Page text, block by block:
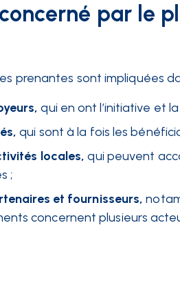
par le
prenantes sont impliquées
qui en ont l’initiative et
qui sont à la fois les
locales, qui peuvent
;
et fournisseurs,
concernent plusieurs